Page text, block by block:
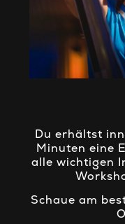
Du erhältst
Minuten eine
alle wichtigen
Schaue am